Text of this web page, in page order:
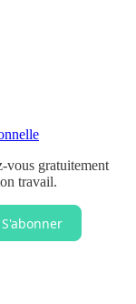
gratuitement
travail.
S'abonner